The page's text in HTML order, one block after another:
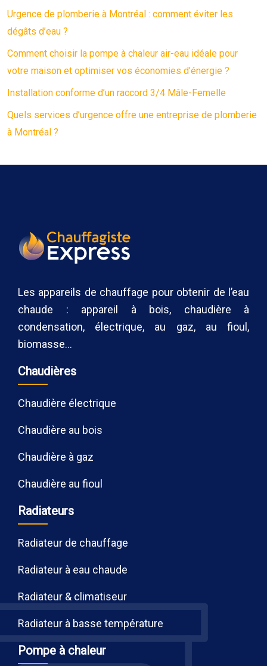
Urgence de plomberie à Montréal : comment éviter les
dégâts d’eau ?
Comment choisir la pompe à chaleur air-eau idéale pour
votre maison et optimiser vos économies d’énergie ?
Installation conforme d’un raccord 3/4 Mâle-Femelle
Quels services d’urgence offre une entreprise de plomberie
à Montréal ?
Les appareils de chauffage pour obtenir de l’eau
chaude : appareil à bois, chaudière à
condensation, électrique, au gaz, au fioul,
biomasse…
Chaudières
Chaudière électrique
Chaudière au bois
Chaudière à gaz
Chaudière au fioul
Radiateurs
Radiateur de chauffage
Radiateur à eau chaude
Radiateur & climatiseur
Radiateur à basse température
Pompe à chaleur